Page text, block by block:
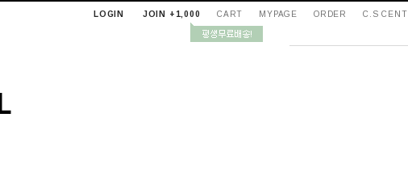
LOGIN JOIN +1,000 CART MYPAGE ORDER C.S